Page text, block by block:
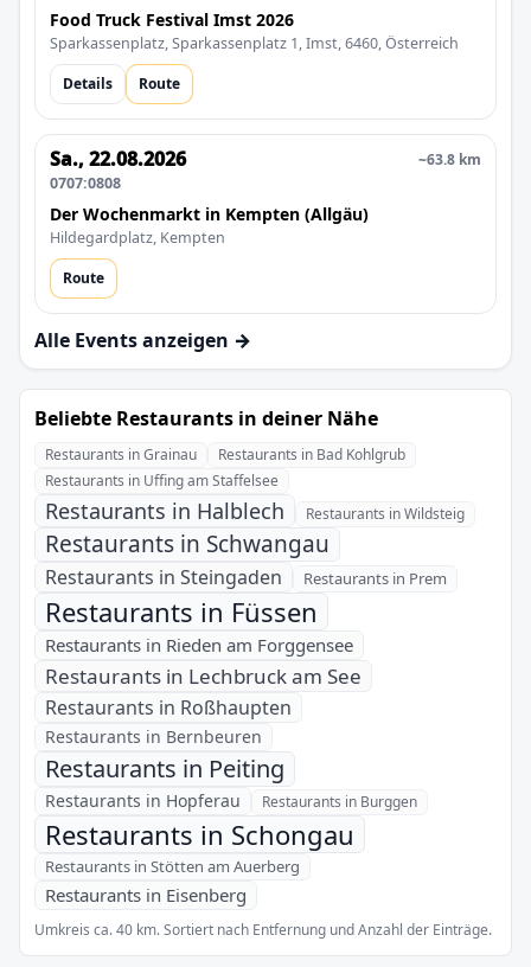
Food Truck Festival Imst 2026
Sparkassenplatz, Sparkassenplatz 1, Imst, 6460, Österreich
Details
Route
Sa., 22.08.2026
0707:0808
~63.8 km
Der Wochenmarkt in Kempten (Allgäu)
Hildegardplatz, Kempten
Route
Alle Events anzeigen →
Beliebte Restaurants in deiner Nähe
Restaurants in Grainau
Restaurants in Bad Kohlgrub
Restaurants in Uffing am Staffelsee
Restaurants in Halblech Restaurants in Wildsteig
Restaurants in Schwangau
Restaurants in Steingaden Restaurants in Prem
Restaurants in Füssen
Restaurants in Rieden am Forggensee
Restaurants in Lechbruck am See
Restaurants in Roßhaupten
Restaurants in Bernbeuren
Restaurants in Peiting
Restaurants in Hopferau Restaurants in Burggen
Restaurants in Schongau
Restaurants in Stötten am Auerberg
Restaurants in Eisenberg
Umkreis ca. 40 km. Sortiert nach Entfernung und Anzahl der Einträge.